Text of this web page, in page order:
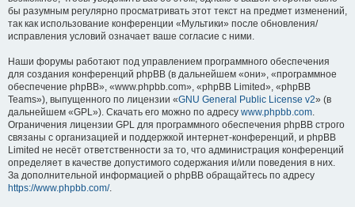
бы разумным регулярно просматривать этот текст на предмет изменений,
так как использование конференции «Мультики» после обновления/
исправления условий означает ваше согласие с ними.
Наши форумы работают под управлением программного обеспечения
для создания конференций phpBB (в дальнейшем «они», «программное
обеспечение phpBB», «www.phpbb.com», «phpBB Limited», «phpBB
Teams»), выпущенного по лицензии «GNU General Public License v2» (в
дальнейшем «GPL»). Скачать его можно по адресу www.phpbb.com.
Ограничения лицензии GPL для программного обеспечения phpBB строго
связаны с организацией и поддержкой интернет-конференций, и phpBB
Limited не несёт ответственности за то, что администрация конференций
определяет в качестве допустимого содержания и/или поведения в них.
За дополнительной информацией о phpBB обращайтесь по адресу
https://www.phpbb.com/.